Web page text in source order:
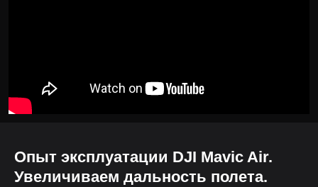
Опыт эксплуатации DJI Mavic Air.
Увеличиваем дальность полета.